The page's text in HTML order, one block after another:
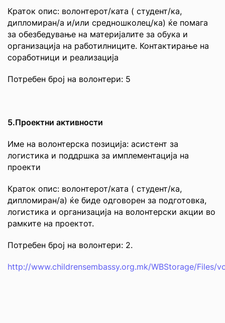
Краток опис: волонтерот/ката ( студент/ка,
дипломиран/а и/или средношколец/ка) ќе помага
за обезбедување на материјалите за обука и
организација на работилниците. Контактирање на
соработници и реализација
Потребен број на волонтери: 5
5.Проектни активности
Име на волонтерска позиција: асистент за
логистика и поддршка за имплементација на
проекти
Краток опис: волонтерот/ката ( студент/ка,
дипломиран/а) ќе биде одговорен за подготовка,
логистика и организација на волонтерски акции во
рамките на проектот.
Потребен број на волонтери: 2.
http://www.childrensembassy.org.mk/WBStorage/Files/